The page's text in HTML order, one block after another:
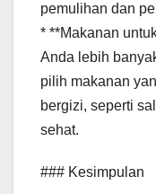
pemulihan dan
* **Makanan
Anda lebih
pilih makanan
bergizi, seperti
sehat.
### Kesimpulan